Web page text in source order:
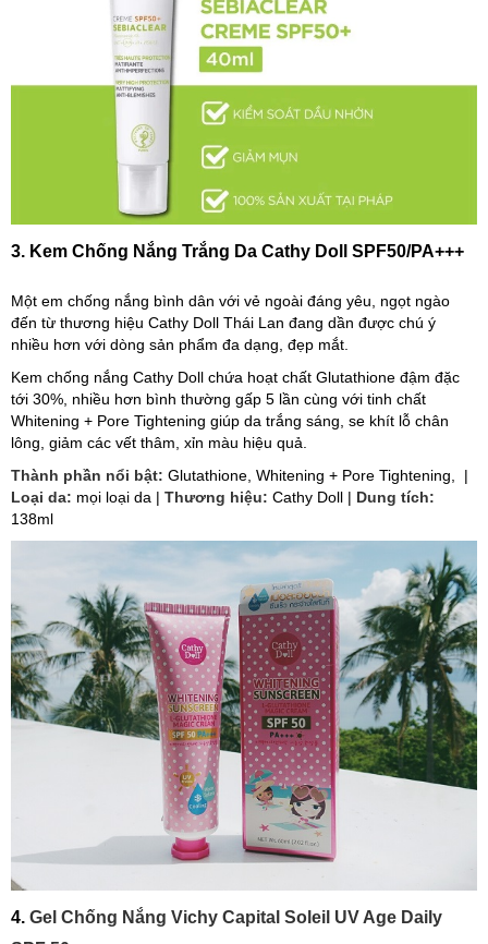
3. Kem Chống Nắng Trắng Da Cathy Doll SPF50/PA+++
Một em chống nắng bình dân với vẻ ngoài đáng yêu, ngọt ngào
đến từ thương hiệu Cathy Doll Thái Lan đang dần được chú ý
nhiều hơn với dòng sản phẩm đa dạng, đẹp mắt.
Kem chống nắng Cathy Doll chứa hoạt chất Glutathione đậm đặc
tới 30%, nhiều hơn bình thường gấp 5 lần cùng với tinh chất
Whitening + Pore Tightening giúp da trắng sáng, se khít lỗ chân
lông, giảm các vết thâm, xỉn màu hiệu quả.
Thành phần nổi bật: Glutathione, Whitening + Pore Tightening, |
Loại da: mọi loại da | Thương hiệu: Cathy Doll | Dung tích:
138ml
4. Gel Chống Nắng Vichy Capital Soleil UV Age Daily